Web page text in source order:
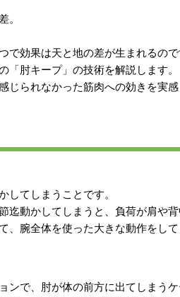
。
効果は天と地の差が生まれるので
「肘キープ」の技術を解説します。
じられなかった筋肉への効きを実
してしまうことです。
動かしてしまうと、負荷が肩や背
、腕全体を使った大きな動作をし
ンで、肘が体の前方に出てしまう